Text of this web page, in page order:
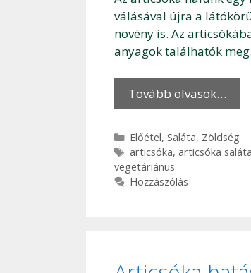
válásával újra a
növény is. Az
anyagok találhatók
Tovább olvasok…
Kategória
Előétel, Saláta, Zöldség
Címkék
articsóka, articsóka saláta
vegetáriánus
Hozzászólás